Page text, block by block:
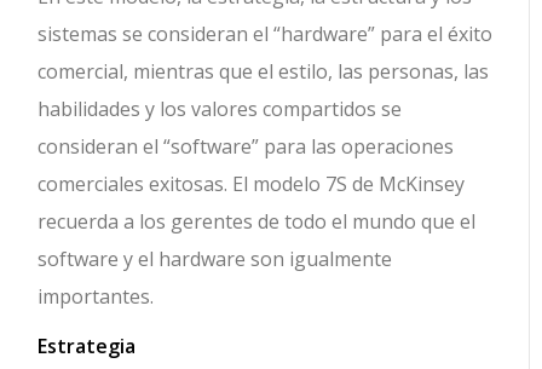
sistemas se consideran el “hardware” para el éxito
comercial, mientras que el estilo, las personas, las
habilidades y los valores compartidos se
consideran el “software” para las operaciones
comerciales exitosas. El modelo 7S de McKinsey
recuerda a los gerentes de todo el mundo que el
software y el hardware son igualmente
importantes.
Estrategia